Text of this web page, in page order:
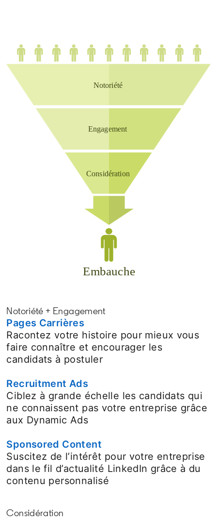
Notoriété + Engagement
Pages Carrières
Racontez votre histoire pour mieux vous
faire connaître et encourager les
candidats à postuler
Recruitment Ads
Ciblez à grande échelle les candidats qui
ne connaissent pas votre entreprise grâce
aux Dynamic Ads
Sponsored Content
Suscitez de l’intérêt pour votre entreprise
dans le fil d’actualité LinkedIn grâce à du
contenu personnalisé
Considération